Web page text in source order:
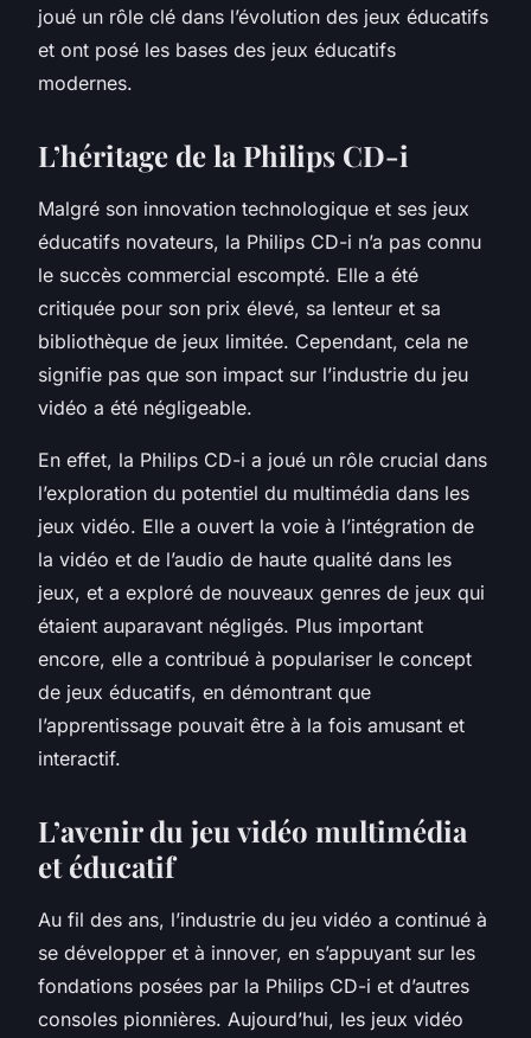
joué un rôle clé dans l’évolution des jeux éducatifs
et ont posé les bases des jeux éducatifs
modernes.
L’héritage de la Philips CD-i
Malgré son innovation technologique et ses jeux
éducatifs novateurs, la Philips CD-i n’a pas connu
le succès commercial escompté. Elle a été
critiquée pour son prix élevé, sa lenteur et sa
bibliothèque de jeux limitée. Cependant, cela ne
signifie pas que son impact sur l’industrie du jeu
vidéo a été négligeable.
En effet, la Philips CD-i a joué un rôle crucial dans
l’exploration du potentiel du multimédia dans les
jeux vidéo. Elle a ouvert la voie à l’intégration de
la vidéo et de l’audio de haute qualité dans les
jeux, et a exploré de nouveaux genres de jeux qui
étaient auparavant négligés. Plus important
encore, elle a contribué à populariser le concept
de jeux éducatifs, en démontrant que
l’apprentissage pouvait être à la fois amusant et
interactif.
L’avenir du jeu vidéo multimédia
et éducatif
Au fil des ans, l’industrie du jeu vidéo a continué à
se développer et à innover, en s’appuyant sur les
fondations posées par la Philips CD-i et d’autres
consoles pionnières. Aujourd’hui, les jeux vidéo